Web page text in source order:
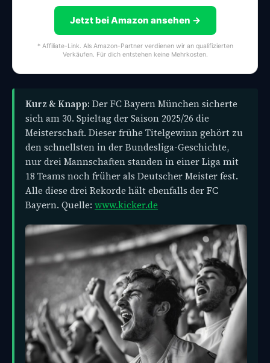
Jetzt bei Amazon ansehen →
* Affiliate-Link. Als Amazon-Partner verdienen wir an qualifizierten
Verkäufen. Für dich entstehen keine Mehrkosten.
Kurz & Knapp: Der FC Bayern München sicherte
sich am 30. Spieltag der Saison 2025/26 die
Meisterschaft. Dieser frühe Titelgewinn gehört zu
den schnellsten in der Bundesliga-Geschichte,
nur drei Mannschaften standen in einer Liga mit
18 Teams noch früher als Deutscher Meister fest.
Alle diese drei Rekorde hält ebenfalls der FC
Bayern. Quelle: www.kicker.de